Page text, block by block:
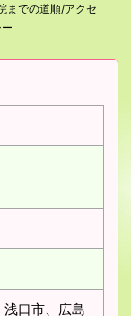
までの道順/アクセ
口市、広島